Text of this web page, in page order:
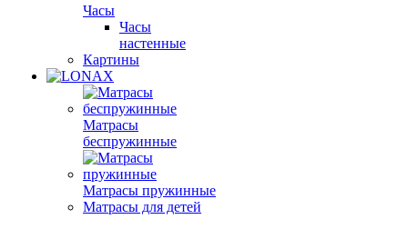
Часы
Часы
настенные
Картины
Матрасы
беспружинные
Матрасы пружинные
Матрасы для детей